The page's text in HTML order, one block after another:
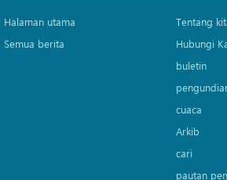
Halaman utama
Semua berita
Tentang
Hubungi
buletin
cuaca
Arkib
cari
pautan